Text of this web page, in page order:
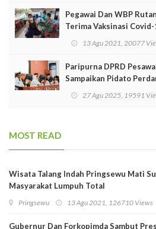
Pegawai Dan WBP
Terima Vaksinasi
13 Agu 2021, 20077
Paripurna DPRD
Sampaikan Pidato
27 Agu 2025, 19591
MOST READ
Wisata Talang Indah Pringsewu Mati
Masyarakat Lumpuh Total
Pringsewu 13 Agu 2021, 126710 Views
Gubernur Dan Forkopimda Sambut